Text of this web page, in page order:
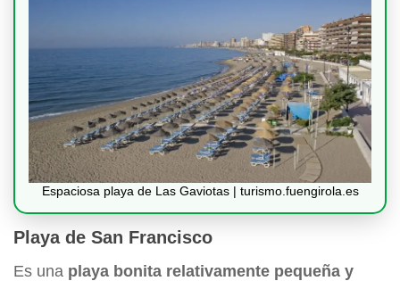
Espaciosa playa de Las Gaviotas | turismo.fuengirola.es
Playa de San Francisco
Es una playa bonita relativamente pequeña y